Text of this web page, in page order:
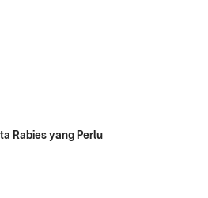
Rabies yang Perlu